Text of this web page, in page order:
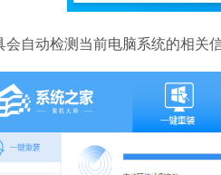
自动检测当前电脑系统的相关